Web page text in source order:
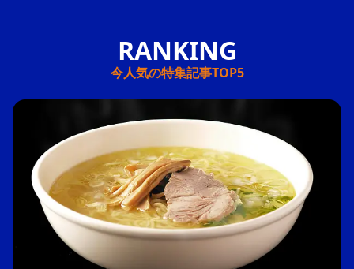
今人気の特集記事TOP5